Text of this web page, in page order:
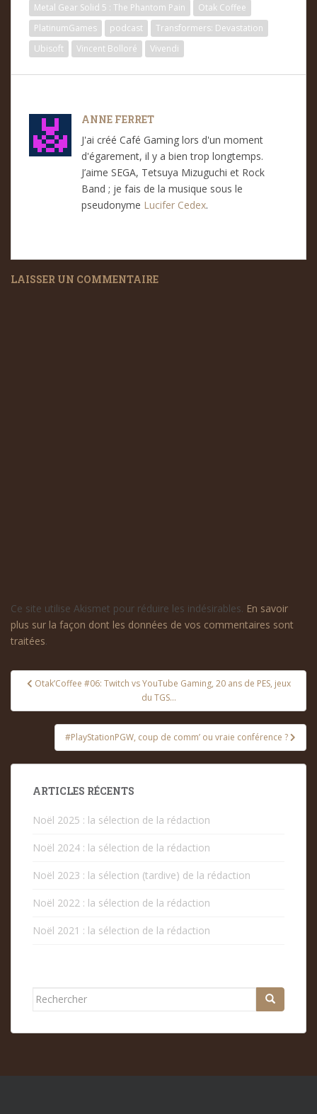
Metal Gear Solid 5 : The Phantom Pain
Otak Coffee
PlatinumGames
podcast
Transformers: Devastation
Ubisoft
Vincent Bolloré Vivendi
ANNE FERRET
J'ai créé Café Gaming lors d'un moment
d'égarement, il y a bien trop longtemps.
J’aime SEGA, Tetsuya Mizuguchi et Rock
Band ; je fais de la musique sous le
pseudonyme Lucifer Cedex.
LAISSER UN COMMENTAIRE
Ce site utilise Akismet pour réduire les indésirables. En savoir
plus sur la façon dont les données de vos commentaires sont
traitées.
Navigation
l’article
Otak’Coffee #06: Twitch vs YouTube Gaming, 20 ans de PES, jeux
du TGS…
#PlayStationPGW, coup de comm’ ou vraie conférence ?
ARTICLES RÉCENTS
Noël 2025 : la sélection de la rédaction
Noël 2024 : la sélection de la rédaction
Noël 2023 : la sélection (tardive) de la rédaction
Noël 2022 : la sélection de la rédaction
Noël 2021 : la sélection de la rédaction
Rechercher...